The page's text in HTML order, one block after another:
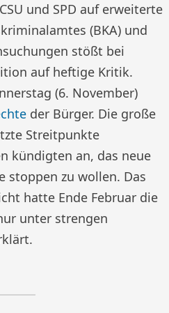
und SPD auf erweiterte
(BKA) und
stößt bei
auf heftige Kritik.
(6. November)
der Bürger. Die große
Streitpunkte
kündigten an, das neue
stoppen zu wollen. Das
hatte Ende Februar die
unter strengen